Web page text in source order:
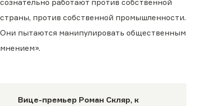
сознательно работают против собственной
страны, против собственной промышленности.
Они пытаются манипулировать общественным
мнением».
Вице-премьер Роман Скляр, к